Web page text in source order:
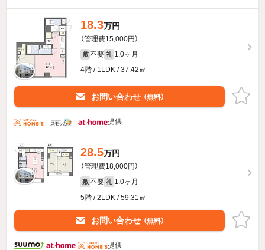
18.3万円
（管理費15,000円）
敷 不要 礼 1.0ヶ月
4階 / 1LDK / 37.42㎡
お問い合わせ （無料）
提供
28.5万円
（管理費18,000円）
敷 不要 礼 1.0ヶ月
5階 / 2LDK / 59.31㎡
お問い合わせ （無料）
提供